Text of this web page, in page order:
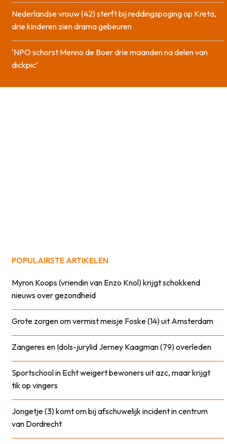
Nederlandse vrouw (42) sterft bij reddingspoging op Kreta,
drie kinderen zien drama gebeuren
‘NPO schorst Menno de Boer drie maanden na delen van
dickpic’
POPULAIRSTE ARTIKELEN
Myron Koops (vriendin van Enzo Knol) krijgt schokkend
nieuws over gezondheid
Grote zorgen om vermist meisje Foske (14) uit Amsterdam
Zangeres en Idols-jurylid Jerney Kaagman (79) overleden
Sportschool in Echt weigert bewoners uit azc, maar krijgt
tik op vingers
Jongetje (3) komt om bij afschuwelijk incident in centrum
van Dordrecht